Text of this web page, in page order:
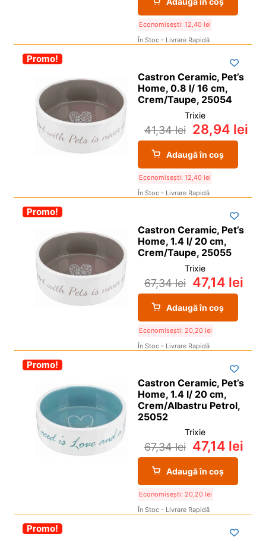
Economisești: 12,40 lei
În Stoc - Livrare Rapidă
-30%
Promo!
Castron Ceramic, Pet’s
Home, 0.8 l/ 16 cm,
Crem/Taupe, 25054
Trixie
41,34lei 28,94 lei
Adaugă în coș
Economisești: 12,40 lei
În Stoc - Livrare Rapidă
-30%
Promo!
Castron Ceramic, Pet’s
Home, 1.4 l/ 20 cm,
Crem/Taupe, 25055
Trixie
67,34lei 47,14 lei
Adaugă în coș
Economisești: 20,20 lei
În Stoc - Livrare Rapidă
-30%
Promo!
Castron Ceramic, Pet’s
Home, 1.4 l/ 20 cm,
Crem/Albastru Petrol,
25052
Trixie
67,34lei 47,14 lei
Adaugă în coș
Economisești: 20,20 lei
În Stoc - Livrare Rapidă
-30%
Promo!